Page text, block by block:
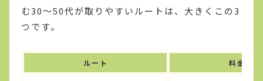
む30〜50代が取りやすいルートは、大きくこの3
つです。
ルート 料金感